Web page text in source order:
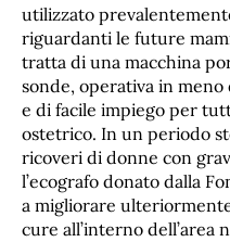
utilizzato
riguardanti le future
tratta di una macchina
sonde, operativa in meno
e di facile impiego per
ostetrico. In un periodo
ricoveri di donne con
l’ecografo donato dalla
a migliorare
cure all’interno dell’area